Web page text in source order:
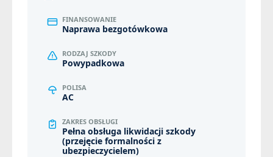
FINANSOWANIE
Naprawa bezgotówkowa
RODZAJ SZKODY
Powypadkowa
POLISA
AC
ZAKRES OBSŁUGI
Pełna obsługa likwidacji szkody
(przejęcie formalności z
ubezpieczycielem)